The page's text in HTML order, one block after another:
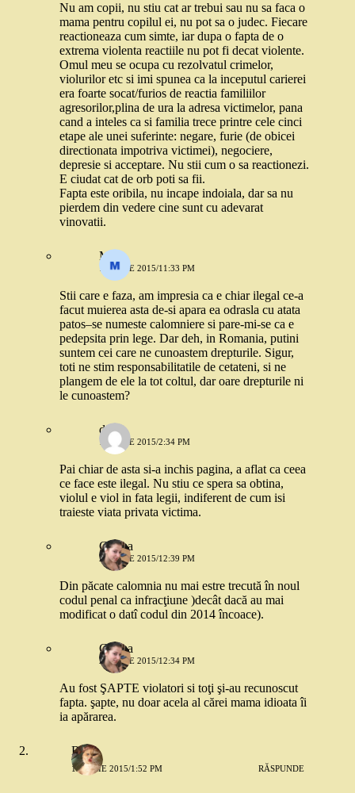
Nu am copii, nu stiu cat ar trebui sau nu sa faca o
mama pentru copilul ei, nu pot sa o judec. Fiecare
reactioneaza cum simte, iar dupa o fapta de o
extrema violenta reactiile nu pot fi decat violente.
Omul meu se ocupa cu rezolvatul crimelor,
violurilor etc si imi spunea ca la inceputul carierei
era foarte socat/furios de reactia familiilor
agresorilor,plina de ura la adresa victimelor, pana
cand a inteles ca si familia trece printre cele cinci
etape ale unei suferinte: negare, furie (de obicei
directionata impotriva victimei), negociere,
depresie si acceptare. Nu stii cum o sa reactionezi.
E ciudat cat de orb poti sa fii.
Fapta este oribila, nu incape indoiala, dar sa nu
pierdem din vedere cine sunt cu adevarat
vinovatii.
M.
16 IULIE 2015/11:33 PM
Stii care e faza, am impresia ca e chiar ilegal ce-a
facut muierea asta de-si apara ea odrasla cu atata
patos–se numeste calomniere si pare-mi-se ca e
pedepsita prin lege. Dar deh, in Romania, putini
suntem cei care ne cunoastem drepturile. Sigur,
toti ne stim responsabilitatile de cetateni, si ne
plangem de ele la tot coltul, dar oare drepturile ni
le cunoastem?
deea
17 IULIE 2015/2:34 PM
Pai chiar de asta si-a inchis pagina, a aflat ca ceea
ce face este ilegal. Nu stiu ce spera sa obtina,
violul e viol in fata legii, indiferent de cum isi
traieste viata privata victima.
Corina
20 IULIE 2015/12:39 PM
Din păcate calomnia nu mai estre trecută în noul
codul penal ca infracţiune )decât dacă au mai
modificat o datî codul din 2014 încoace).
Corina
20 IULIE 2015/12:34 PM
Au fost ŞAPTE violatori si toţi şi-au recunoscut
fapta. şapte, nu doar acela al cărei mama idioata îi
ia apărarea.
Rallu
16 IULIE 2015/1:52 PM RĂSPUNDE